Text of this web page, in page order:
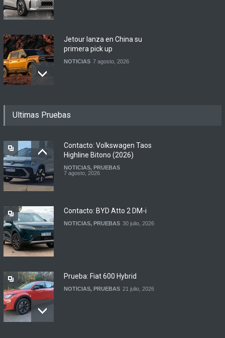
Jetour lanza en China su
primera pick up
NOTICIAS 7 agosto, 2026
renovadas S2 y Skua 150 en
7 agosto, 2026
Argentina y Ecuador
Ultimas Pruebas
Contacto: Volkswagen Taos
Highline Bitono (2026)
NOTICIAS, PRUEBAS
7 agosto, 2026
Contacto: BYD Atto 2 DM-i
NOTICIAS, PRUEBAS 30 julio, 2026
Prueba: Fiat 600 Hybrid
NOTICIAS, PRUEBAS 21 julio, 2026